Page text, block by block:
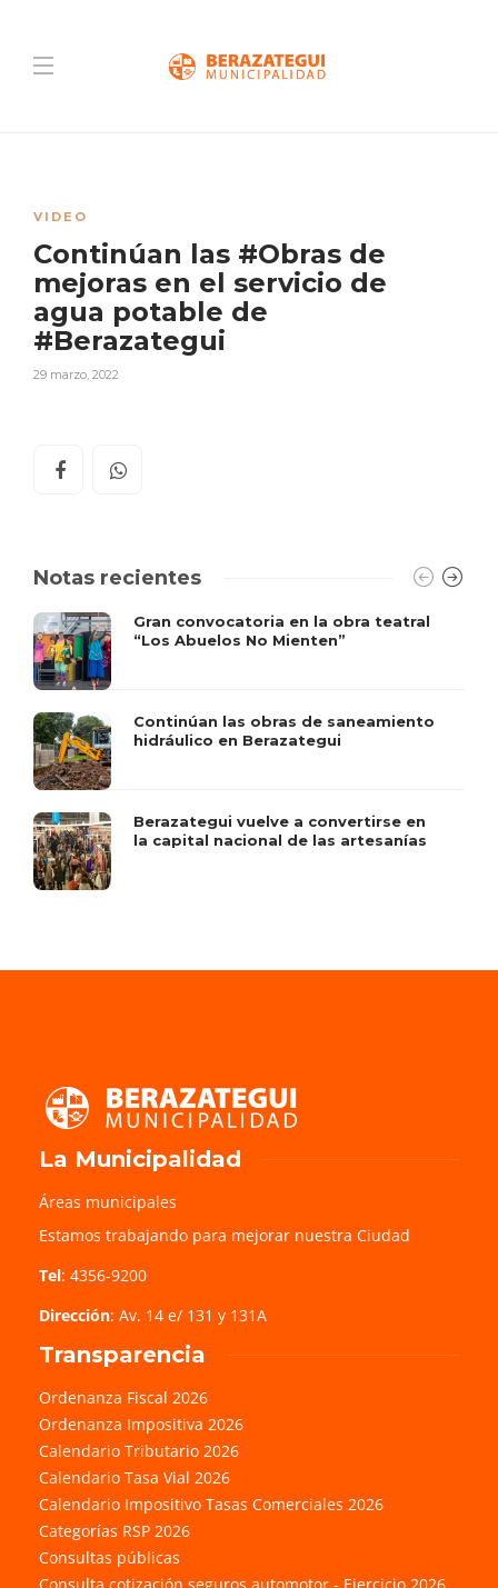
VIDEO
Continúan las #Obras de
mejoras en el servicio de
agua potable de
#Berazategui
29 marzo, 2022
Notas recientes
Gran convocatoria en la obra teatral
“Los Abuelos No Mienten”
Continúan las obras de saneamiento
hidráulico en Berazategui
Berazategui vuelve a convertirse en
la capital nacional de las artesanías
La Municipalidad
Áreas municipales
Estamos trabajando para mejorar nuestra Ciudad
Tel: 4356-9200
Dirección: Av. 14 e/ 131 y 131A
Transparencia
Ordenanza Fiscal 2026
Ordenanza Impositiva 2026
Calendario Tributario 2026
Calendario Tasa Vial 2026
Calendario Impositivo Tasas Comerciales 2026
Categorías RSP 2026
Consultas públicas